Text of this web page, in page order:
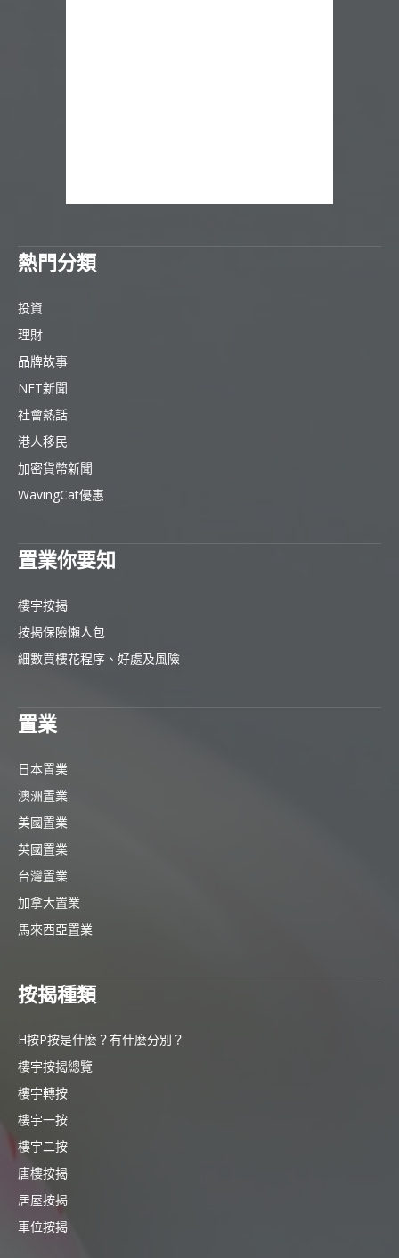
熱門分類
投資
理財
品牌故事
NFT新聞
社會熱話
港人移民
加密貨幣新聞
WavingCat優惠
置業你要知
樓宇按揭
按揭保險懶人包
細數買樓花程序、好處及風險
置業
日本置業
澳洲置業
美國置業
英國置業
台灣置業
加拿大置業
馬來西亞置業
按揭種類
H按P按是什麼？有什麼分別？
樓宇按揭總覽
樓宇轉按
樓宇一按
樓宇二按
唐樓按揭
居屋按揭
車位按揭